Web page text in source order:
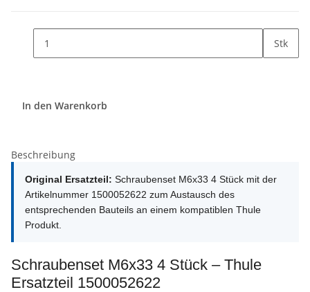
Stk
In den Warenkorb
Beschreibung
Original Ersatzteil: Schraubenset M6x33 4 Stück mit der
Artikelnummer 1500052622 zum Austausch des
entsprechenden Bauteils an einem kompatiblen Thule
Produkt.
Schraubenset M6x33 4 Stück – Thule
Ersatzteil 1500052622